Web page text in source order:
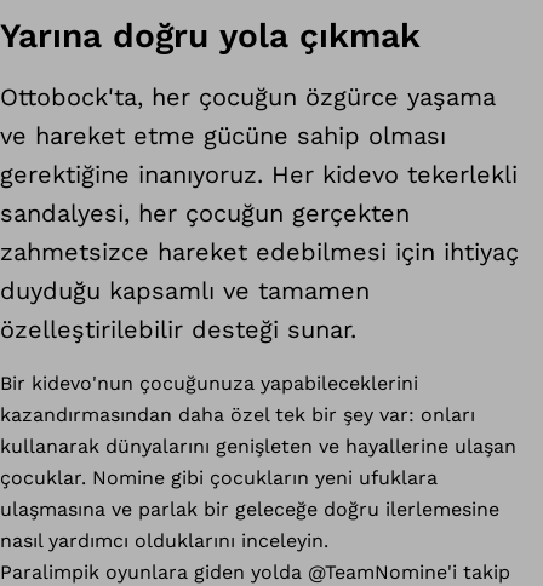
Yarına doğru yola çıkmak
Ottobock'ta, her çocuğun özgürce yaşama
ve hareket etme gücüne sahip olması
gerektiğine inanıyoruz. Her kidevo tekerlekli
sandalyesi, her çocuğun gerçekten
zahmetsizce hareket edebilmesi için ihtiyaç
duyduğu kapsamlı ve tamamen
özelleştirilebilir desteği sunar.
Bir kidevo'nun çocuğunuza yapabileceklerini
kazandırmasından daha özel tek bir şey var: onları
kullanarak dünyalarını genişleten ve hayallerine ulaşan
çocuklar. Nomine gibi çocukların yeni ufuklara
ulaşmasına ve parlak bir geleceğe doğru ilerlemesine
nasıl yardımcı olduklarını inceleyin.
Paralimpik oyunlara giden yolda @TeamNomine'i takip